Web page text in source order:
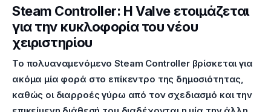
Steam Controller: Η Valve ετοιμάζεται
για την κυκλοφορία του νέου
χειριστηρίου
Το πολυαναμενόμενο Steam Controller βρίσκεται για
ακόμα μία φορά στο επίκεντρο της δημοσιότητας,
καθώς οι διαρροές γύρω από τον σχεδιασμό και την